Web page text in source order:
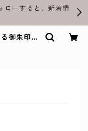
ローすると、新着情
御朱印帳